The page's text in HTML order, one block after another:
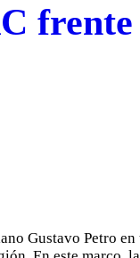
Gustavo Petro